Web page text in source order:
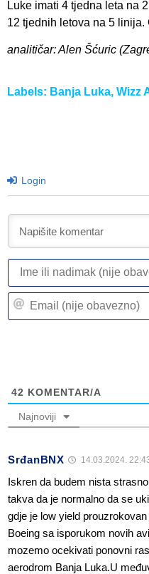
Luke imati 4 tjedna leta na
12 tjednih letova na 5 linija.
analitičar: Alen Šćuric
Labels: Banja Luka, Wizz
Login
42 KOMENTAR/A
Najnoviji
SrđanBNX 14.03.2024.
Iskren da budem nista
takva da je normalno da se
gdje je low yield
Boeing sa isporukom novih
mozemo ocekivati ponovni
aerodrom Banja Luka.U